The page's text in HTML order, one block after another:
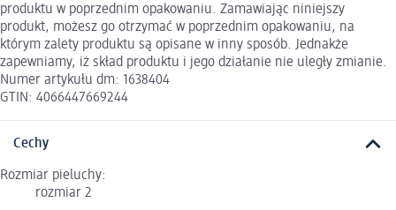
produktu w poprzednim opakowaniu. Zamawiając niniejszy
produkt, możesz go otrzymać w poprzednim opakowaniu, na
którym zalety produktu są opisane w inny sposób. Jednakże
zapewniamy, iż skład produktu i jego działanie nie uległy zmianie.
Numer artykułu dm: 1638404
GTIN: 4066447669244
Cechy
Rozmiar pieluchy:
rozmiar 2